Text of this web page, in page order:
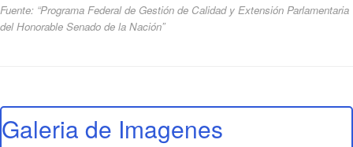
Fuente: “Programa Federal de Gestión de Calidad y Extensión Parlamentaria
del Honorable Senado de la Nación”
Galeria de Imagenes